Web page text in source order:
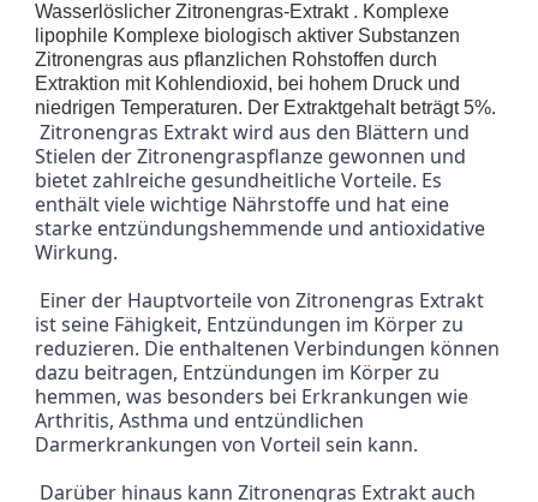
Wasserlöslicher Zitronengras-Extrakt . Komplexe
lipophile Komplexe biologisch aktiver Substanzen
Zitronengras aus pflanzlichen Rohstoffen durch
Extraktion mit Kohlendioxid, bei hohem Druck und
niedrigen Temperaturen. Der Extraktgehalt beträgt 5%.
Zitronengras Extrakt wird aus den Blättern und
Stielen der Zitronengraspflanze gewonnen und
bietet zahlreiche gesundheitliche Vorteile. Es
enthält viele wichtige Nährstoffe und hat eine
starke entzündungshemmende und antioxidative
Wirkung.
ist seine Fähigkeit, Entzündungen im Körper zu
reduzieren. Die enthaltenen Verbindungen können
dazu beitragen, Entzündungen im Körper zu
hemmen, was besonders bei Erkrankungen wie
Arthritis, Asthma und entzündlichen
Darmerkrankungen von Vorteil sein kann.